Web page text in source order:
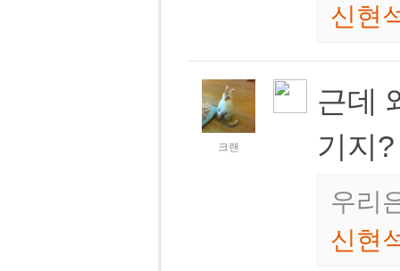
신현
크랜
근데
기지
우리
신현